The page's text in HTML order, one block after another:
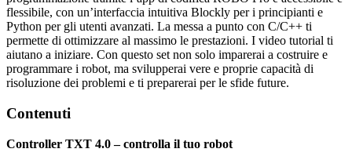
flessibile, con un’interfaccia intuitiva Blockly per i principianti e
Python per gli utenti avanzati. La messa a punto con C/C++ ti
permette di ottimizzare al massimo le prestazioni. I video tutorial ti
aiutano a iniziare. Con questo set non solo imparerai a costruire e
programmare i robot, ma svilupperai vere e proprie capacità di
risoluzione dei problemi e ti preparerai per le sfide future.
Contenuti
Controller TXT 4.0 – controlla il tuo robot